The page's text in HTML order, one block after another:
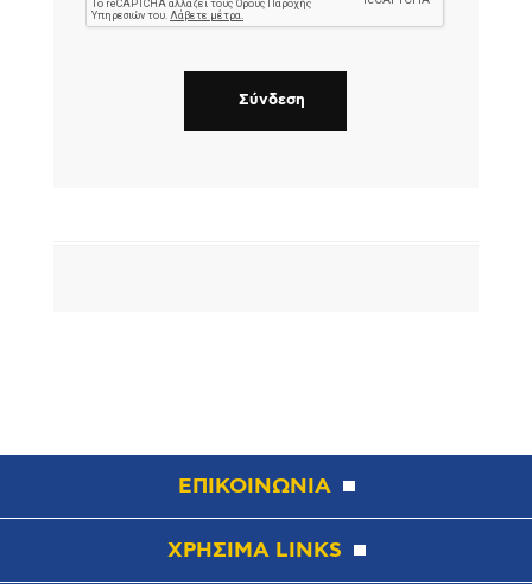
ΕΠΙΚΟΙΝΩΝΙΑ
ΧΡΗΣΙΜΑ LINKS